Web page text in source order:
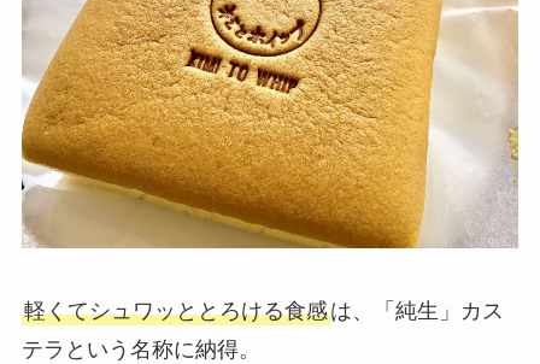
軽くてシュワッととろける食感は、「純生」カス
テラという名称に納得。